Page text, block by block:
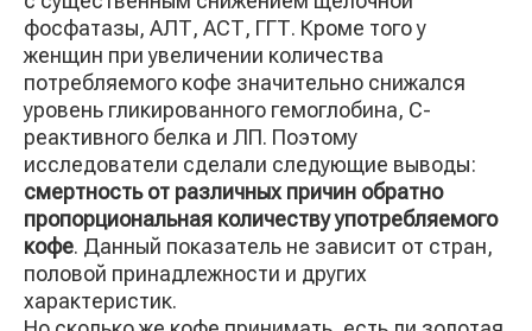
фосфатазы, АЛТ, АСТ, ГГТ. Кроме того у
женщин при увеличении количества
потребляемого кофе значительно снижался
уровень гликированного гемоглобина, С-
реактивного белка и ЛП. Поэтому
исследователи сделали следующие выводы:
смертность от различных причин обратно
пропорциональная количеству употребляемого
кофе. Данный показатель не зависит от стран,
половой принадлежности и других
характеристик.